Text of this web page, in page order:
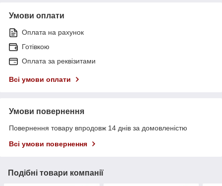
Умови оплати
Оплата на рахунок
Готівкою
Оплата за реквізитами
Всі умови оплати
Умови повернення
Повернення товару впродовж 14 днів за домовленістю
Всі умови повернення
Подібні товари компанії